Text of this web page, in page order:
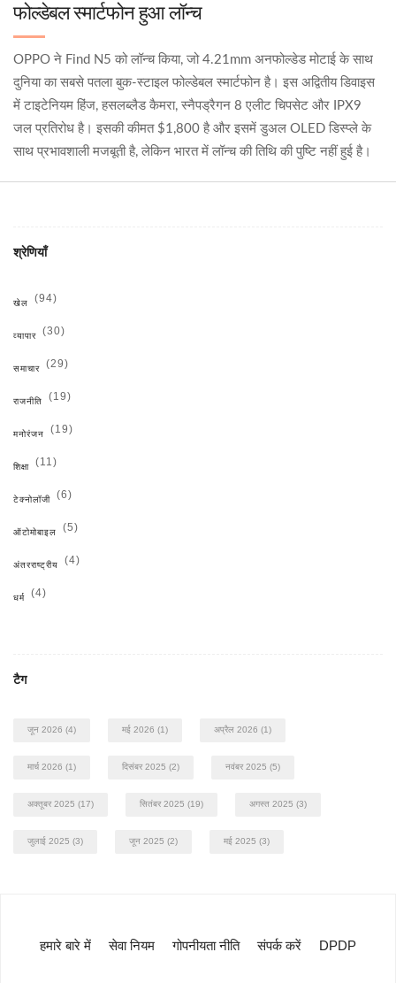
फोल्डेबल स्मार्टफोन हुआ लॉन्च
OPPO ने Find N5 को लॉन्च किया, जो 4.21mm अनफोल्डेड मोटाई के साथ
दुनिया का सबसे पतला बुक-स्टाइल फोल्डेबल स्मार्टफोन है। इस अद्वितीय डिवाइस
में टाइटेनियम हिंज, हसलब्लैड कैमरा, स्नैपड्रैगन 8 एलीट चिपसेट और IPX9
जल प्रतिरोध है। इसकी कीमत $1,800 है और इसमें डुअल OLED डिस्प्ले के
साथ प्रभावशाली मजबूती है, लेकिन भारत में लॉन्च की तिथि की पुष्टि नहीं हुई है।
श्रेणियाँ
खेल (94)
व्यापार (30)
समाचार (29)
राजनीति (19)
मनोरंजन (19)
शिक्षा (11)
टेक्नोलॉजी (6)
ऑटोमोबाइल (5)
अंतरराष्ट्रीय (4)
धर्म (4)
टैग
जून 2026 (4) मई 2026 (1) अप्रैल 2026 (1)
मार्च 2026 (1) दिसंबर 2025 (2) नवंबर 2025 (5)
अक्तूबर 2025 (17) सितंबर 2025 (19) अगस्त 2025 (3)
जुलाई 2025 (3) जून 2025 (2) मई 2025 (3)
हमारे बारे में सेवा नियम गोपनीयता नीति संपर्क करें DPDP